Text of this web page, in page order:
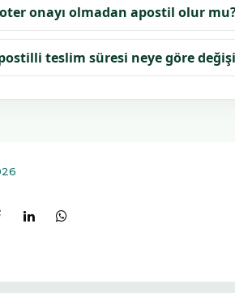
onayı olmadan apostil olur
teslim süresi neye göre